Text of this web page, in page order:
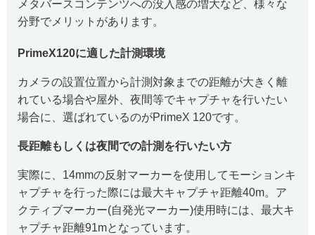
メタバースコンテンツへの没入感の増大など、様々な
分野でメリットがあります。
PrimeX120に適した計測環境
カメラの設置位置から計測対象までの距離が大きく離
れている場合や屋外、夜間等でキャプチャを行いたい
場合に、選ばれているのがPrimeX 120です。
長距離もしくは夜間での計測を行いたい方
実際に、14mmの反射マーカーを使用してモーションキ
ャプチャを行った際には最大キャプチャ距離40m。ア
クティブマーカー(自発光マーカー)使用時には、最大キ
ャプチャ距離91mとなっています。